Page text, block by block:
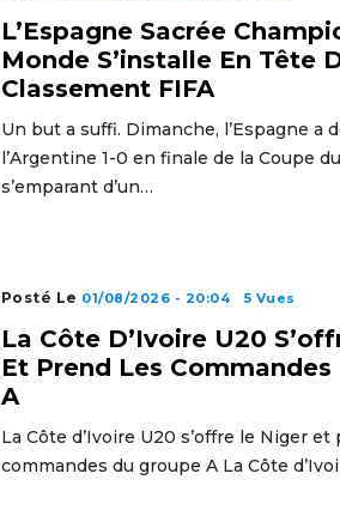
L’Espagne Sacrée
Monde S’installe En Tête
Classement FIFA
Un but a suffi. Dimanche, l’Espagne a
l’Argentine 1-0 en finale de la Coupe
s’emparant d’un…
Posté Le 01/08/2026 - 20:04 5 Vues
La Côte D’Ivoire U20
Et Prend Les Commandes
A
La Côte d’Ivoire U20 s’offre le Niger et
commandes du groupe A La Côte